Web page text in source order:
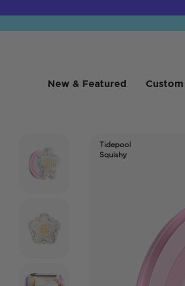
New & Featured
Custom
Tidepool
Squishy